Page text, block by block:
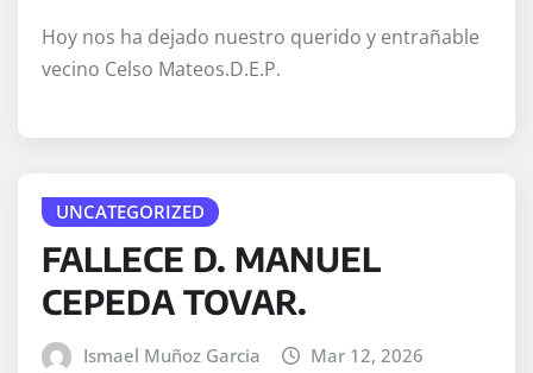
Hoy nos ha dejado nuestro querido y entrañable
vecino Celso Mateos.D.E.P.
UNCATEGORIZED
FALLECE D. MANUEL
CEPEDA TOVAR.
Ismael Muñoz Garcia
Mar 12, 2026